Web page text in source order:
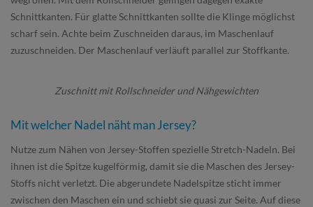
Schnittkanten. Für glatte Schnittkanten sollte die Klinge möglichst
scharf sein. Achte beim Zuschneiden daraus, im Maschenlauf
zuzuschneiden. Der Maschenlauf verläuft parallel zur Stoffkante.
Zuschnitt mit Rollschneider und Nähgewichten
Mit welcher Nadel näht man Jersey?
Nutze zum Nähen von Jersey-Stoffen spezielle Stretch-Nadeln. Bei
ihnen ist die Spitze kugelförmig, damit sie die Maschen des Jersey-
Stoffs nicht verletzt. Die abgerundete Nadelspitze sticht immer
zwischen den Maschen ein und schiebt sie quasi zur Seite. Auf diese